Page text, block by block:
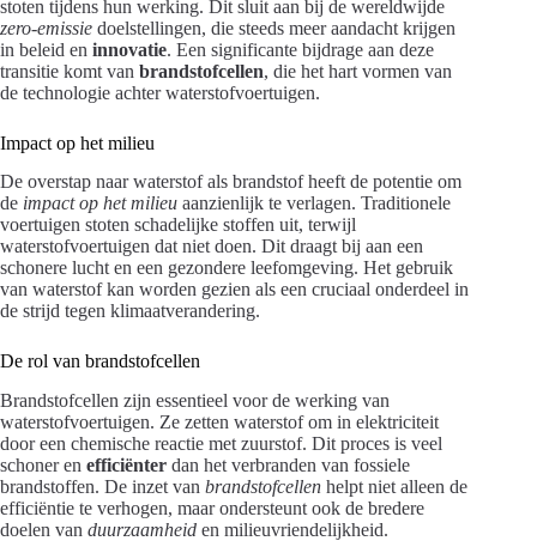
stoten tijdens hun werking. Dit sluit aan bij de wereldwijde
zero-emissie doelstellingen, die steeds meer aandacht krijgen
in beleid en innovatie. Een significante bijdrage aan deze
transitie komt van brandstofcellen, die het hart vormen van
de technologie achter waterstofvoertuigen.
Impact op het milieu
De overstap naar waterstof als brandstof heeft de potentie om
de impact op het milieu aanzienlijk te verlagen. Traditionele
voertuigen stoten schadelijke stoffen uit, terwijl
waterstofvoertuigen dat niet doen. Dit draagt bij aan een
schonere lucht en een gezondere leefomgeving. Het gebruik
van waterstof kan worden gezien als een cruciaal onderdeel in
de strijd tegen klimaatverandering.
De rol van brandstofcellen
Brandstofcellen zijn essentieel voor de werking van
waterstofvoertuigen. Ze zetten waterstof om in elektriciteit
door een chemische reactie met zuurstof. Dit proces is veel
schoner en efficiënter dan het verbranden van fossiele
brandstoffen. De inzet van brandstofcellen helpt niet alleen de
efficiëntie te verhogen, maar ondersteunt ook de bredere
doelen van duurzaamheid en milieuvriendelijkheid.